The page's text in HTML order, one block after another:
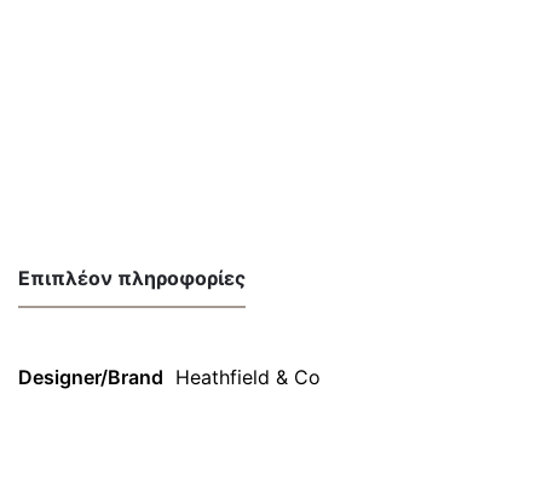
Επιπλέον πληροφορίες
Designer/Brand Heathfield & Co